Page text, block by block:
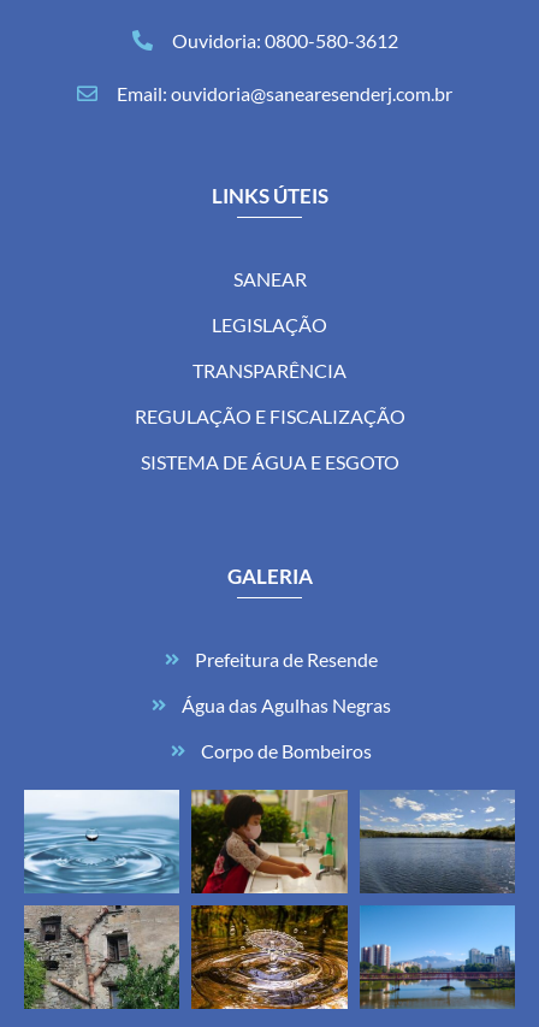
Ouvidoria: 0800-580-3612
Email: ouvidoria@sanearesenderj.com.br
LINKS ÚTEIS
SANEAR
LEGISLAÇÃO
TRANSPARÊNCIA
REGULAÇÃO E FISCALIZAÇÃO
SISTEMA DE ÁGUA E ESGOTO
GALERIA
Prefeitura de Resende
Água das Agulhas Negras
Corpo de Bombeiros